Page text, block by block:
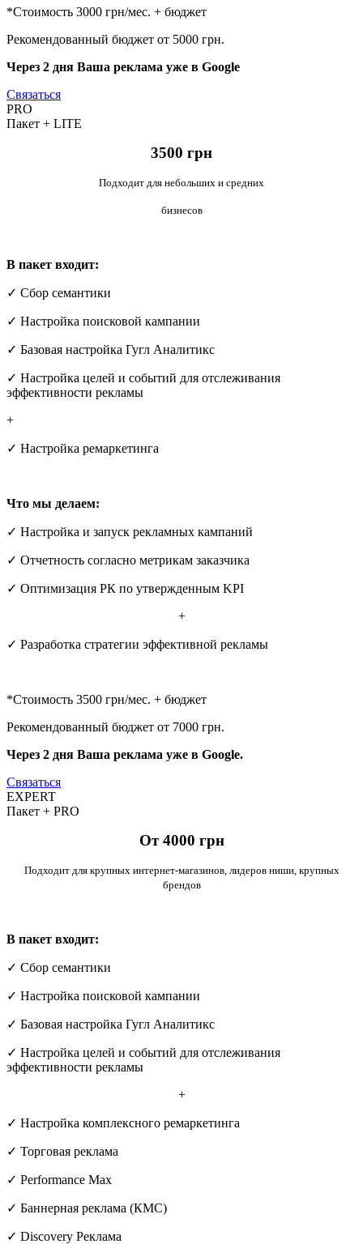
*Стоимость 3000 грн/мес. + бюджет
Рекомендованный бюджет от 5000 грн.
Через 2 дня Ваша реклама уже в Google
Cвязаться
PRO
Пакет + LITE
3500 грн
Подходит для небольших и средних
бизнесов
В пакет входит:
✓ Сбор семантики
✓ Настройка поисковой кампании
✓ Базовая настройка Гугл Аналитикс
✓ Настройка целей и событий для отслеживания
эффективности рекламы
+
✓ Настройка ремаркетинга
Что мы делаем:
✓ Настройка и запуск рекламных кампаний
✓ Отчетность согласно метрикам заказчика
✓ Оптимизация РК по утвержденным KPI
+
✓ Разработка стратегии эффективной рекламы
*Стоимость 3500 грн/мес. + бюджет
Рекомендованный бюджет от 7000 грн.
Через 2 дня Ваша реклама уже в Google.
Cвязаться
EXPERT
Пакет + PRO
От 4000 грн
Подходит для крупных интернет-магазинов, лидеров ниши, крупных
брендов
В пакет входит:
✓ Сбор семантики
✓ Настройка поисковой кампании
✓ Базовая настройка Гугл Аналитикс
✓ Настройка целей и событий для отслеживания
эффективности рекламы
+
✓ Настройка комплексного ремаркетинга
✓ Торговая реклама
✓ Performance Max
✓ Баннерная реклама (КМС)
✓ Discovery Реклама